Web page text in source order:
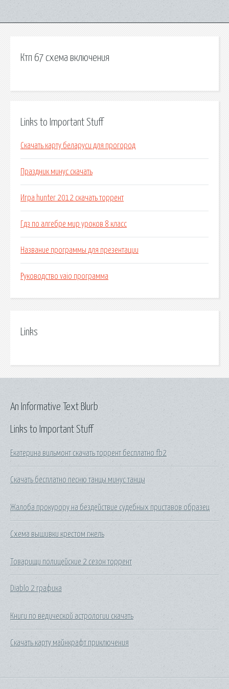
Ктп 67 схема включения
Links to Important Stuff
Скачать карту беларуси для прогород
Праздник минус скачать
Игра hunter 2012 скачать торрент
Гдз по алгебре мир уроков 8 класс
Название программы для презентации
Руководство vaio программа
Links
Links to Important Stuff
Екатерина вильмонт скачать торрент бесплатно fb2
Скачать бесплатно песню танцы минус танцы
Жалоба прокурору на бездействие судебных приставов образец
Схема вышивки крестом гжель
Товарищи полицейские 2 сезон торрент
Diablo 2 графика
Книги по ведической астрологии скачать
Скачать карту майнкрафт приключения
An Informative Text Blurb